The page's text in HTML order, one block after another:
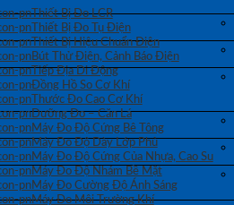
Thiết Bị Đo LCR
Thiết Bị Đo Tụ Điện
Thiết Bị Hiệu Chuẩn Điện
Bút Thử Điện, Cảnh Báo Điện
Tiếp Địa Di Động
Đồng Hồ So Cơ Khí
Thước Đo Cao Cơ Khí
Dưỡng Đo – Căn Lá
Máy Đo Độ Cứng Bê Tông
Máy Đo Độ Dày Lớp Phủ
Máy Đo Độ Cứng Của Nhựa, Cao Su
Máy Đo Độ Nhám Bề Mặt
Máy Đo Cường Độ Ánh Sáng
Máy Đo Môi Trường Khí